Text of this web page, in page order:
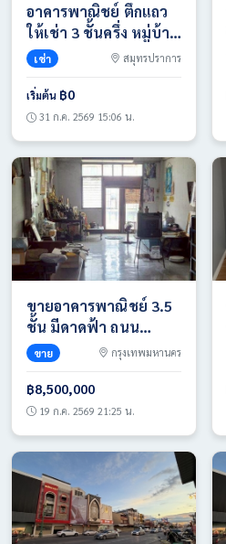
อาคารพาณิชย์ ตึกแถว
ให้เช่า 3 ชั้นครึ่ง หมู่บ้าน
กัญญาเฮ้าส์ ซอย
ด่านสำโรง62 โทร
0974563645
เช่า สมุทรปราการ
เริ่มต้น ฿0
31 ก.ค. 2569 15:06 น.
ขายอาคารพาณิชย์ 3.5
ชั้น มีดาดฟ้า ถนน
ประชาอุทิศ แขวง
ห้วยขวาง เขตห้วยขวาง
กรุงเทพฯ
ขาย กรุงเทพมหานคร
฿8,500,000
19 ก.ค. 2569 21:25 น.